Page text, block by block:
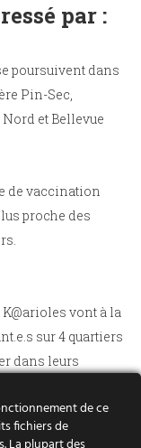
par :
poursuivent dans
Pin-Sec,
et Bellevue
de vaccination
proche des
K@arioles vont à la
sur 4 quartiers
dans leurs
de ce
fichiers de